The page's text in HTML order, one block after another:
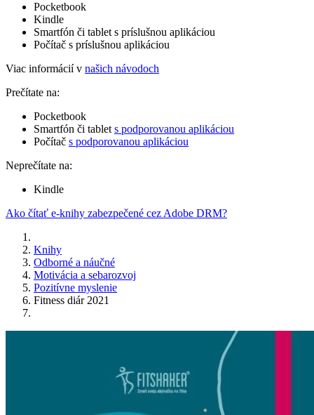
Pocketbook
Kindle
Smartfón či tablet s príslušnou aplikáciou
Počítač s príslušnou aplikáciou
Viac informácií v našich návodoch
Prečítate na:
Pocketbook
Smartfón či tablet s podporovanou aplikáciou
Počítač s podporovanou aplikáciou
Neprečítate na:
Kindle
Ako čítať e-knihy zabezpečené cez Adobe DRM?
Knihy
Odborné a náučné
Motivácia a sebarozvoj
Pozitívne myslenie
Fitness diár 2021